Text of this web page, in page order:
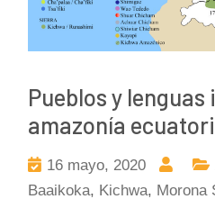
Pueblos y lenguas
amazonía
16 mayo, 2020
Baaikoka, Kichwa, Morona